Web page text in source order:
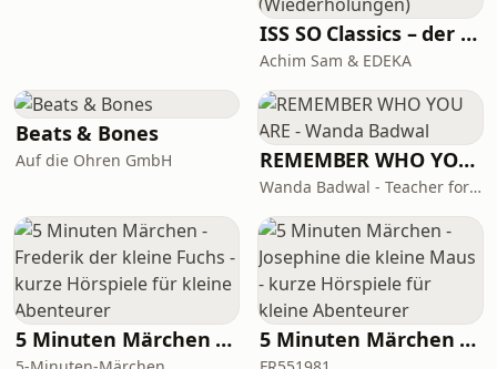
ISS SO Classics – der Ernährungspodcast mit Achim Sam (Wiederholungen)
Achim Sam & EDEKA
Beats & Bones
Auf die Ohren GmbH REMEMBER WHO YOU ARE - Wanda Badwal
Wanda Badwal - Teacher for Yoga & Meditation, Author, Speaker
5 Minuten Märchen - Frederik der kleine Fuchs - kurze Hörspiele für kleine Abenteurer 5 Minuten Märchen - Josephine die kleine Maus - kurze Hörspiele für kleine Abenteurer